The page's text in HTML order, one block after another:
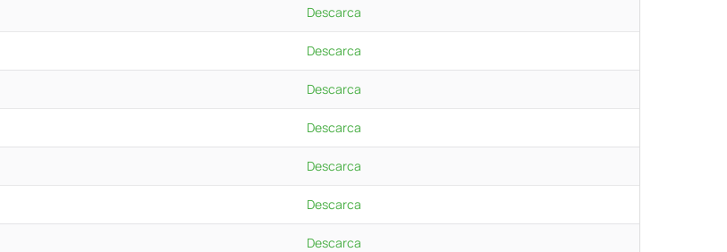
Descarca
Descarca
Descarca
Descarca
Descarca
Descarca
Descarca